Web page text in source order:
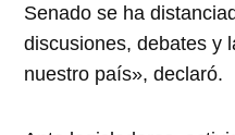
Senado se ha
discusiones, debates y
nuestro país», declaró.